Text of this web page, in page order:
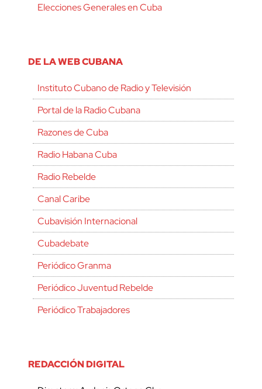
Elecciones Generales en Cuba
DE LA WEB CUBANA
Instituto Cubano de Radio y Televisión
Portal de la Radio Cubana
Razones de Cuba
Radio Habana Cuba
Radio Rebelde
Canal Caribe
Cubavisión Internacional
Cubadebate
Periódico Granma
Periódico Juventud Rebelde
Periódico Trabajadores
REDACCIÓN DIGITAL